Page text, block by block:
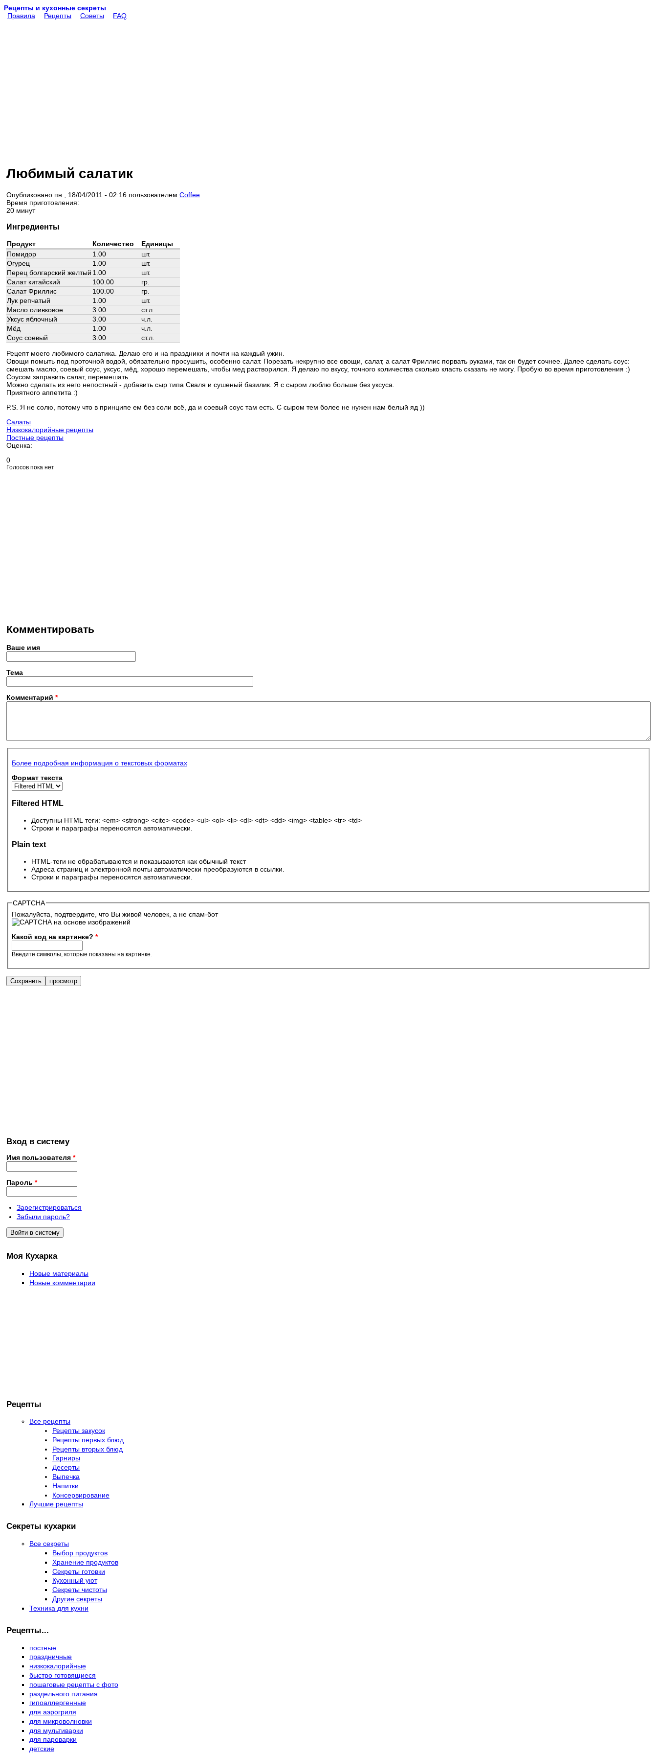
Рецепты и кухонные секреты
Правила
Рецепты Советы FAQ
Любимый салатик
Опубликовано пн., 18/04/2011 - 02:16 пользователем Coffee
Время приготовления:
20 минут
Ингредиенты
Продукт Количество
Единицы
Помидор
1.00
шт.
Огурец
1.00
шт.
Перец болгарский желтый 1.00
шт.
Салат китайский
100.00
гр.
Салат Фриллис
100.00
гр.
Лук репчатый
1.00
шт.
Масло оливковое
3.00
ст.л.
Уксус яблочный
3.00
ч.л.
Мёд
1.00
ч.л.
Соус соевый
3.00
ст.л.
Рецепт моего любимого салатика. Делаю его и на праздники и почти на каждый ужин.
Овощи помыть под проточной водой, обязательно просушить, особенно салат. Порезать некрупно все овощи, салат, а салат Фриллис порвать руками, так он будет сочнее. Далее сделать соус:
смешать масло, соевый соус, уксус, мёд, хорошо перемешать, чтобы мед растворился. Я делаю по вкусу, точного количества сколько класть сказать не могу. Пробую во время приготовления :)
Соусом заправить салат, перемешать.
Можно сделать из него непостный - добавить сыр типа Сваля и сушеный базилик. Я с сыром люблю больше без уксуса.
Приятного аппетита :)
P.S. Я не солю, потому что в принципе ем без соли всё, да и соевый соус там есть. С сыром тем более не нужен нам белый яд ))
Салаты
Низкокалорийные рецепты
Постные рецепты
Оценка:
0
Голосов пока нет
Комментировать
Ваше имя
Тема
Комментарий *
Более подробная информация о текстовых форматах
Формат текста
Filtered HTML
Доступны HTML теги: <em> <strong> <cite> <code> <ul> <ol> <li> <dl> <dt> <dd> <img> <table> <tr> <td>
Строки и параграфы переносятся автоматически.
Plain text
HTML-теги не обрабатываются и показываются как обычный текст
Адреса страниц и электронной почты автоматически преобразуются в ссылки.
Строки и параграфы переносятся автоматически.
CAPTCHA
Пожалуйста, подтвердите, что Вы живой человек, а не спам-бот
Какой код на картинке? *
Введите символы, которые показаны на картинке.
Вход в систему
Имя пользователя *
Пароль *
Зарегистрироваться
Забыли пароль?
Моя Кухарка
Новые материалы
Новые комментарии
Рецепты
Все рецепты
Рецепты закусок
Рецепты первых блюд
Рецепты вторых блюд
Гарниры
Десерты
Выпечка
Напитки
Консервирование
Лучшие рецепты
Секреты кухарки
Все секреты
Выбор продуктов
Хранение продуктов
Секреты готовки
Кухонный уют
Секреты чистоты
Другие секреты
Техника для кухни
Рецепты...
постные
праздничные
низкокалорийные
быстро готовящиеся
пошаговые рецепты с фото
раздельного питания
гипоаллергенные
для аэрогриля
для микроволновки
для мультиварки
для пароварки
детские